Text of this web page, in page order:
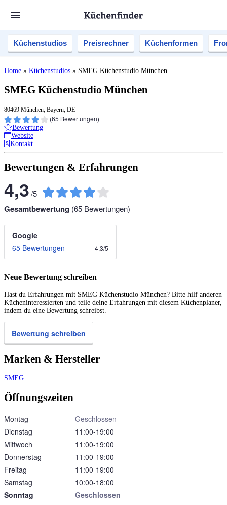
Küchenstudios Preisrechner Küchenformen
Home » Küchenstudios » SMEG Küchenstudio München
SMEG Küchenstudio München
80469 München, Bayern, DE
(65 Bewertungen)
Bewertung
Website
Kontakt
Bewertungen & Erfahrungen
4,3/5
Gesamtbewertung (65 Bewertungen)
Google
65 Bewertungen
4,3/5
Neue Bewertung schreiben
Hast du Erfahrungen mit SMEG Küchenstudio München? Bitte hilf anderen
Kücheninteressierten und teile deine Erfahrungen mit diesem Küchenplaner,
indem du eine Bewertung schreibst.
Bewertung schreiben
Marken & Hersteller
SMEG
Öffnungszeiten
Montag
Geschlossen
Dienstag
11:00‑19:00
Mittwoch
11:00‑19:00
Donnerstag
11:00‑19:00
Freitag
11:00‑19:00
Samstag
10:00‑18:00
Sonntag
Geschlossen